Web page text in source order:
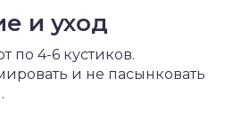
и уход
по 4-6 кустиков.
и не пасынковать